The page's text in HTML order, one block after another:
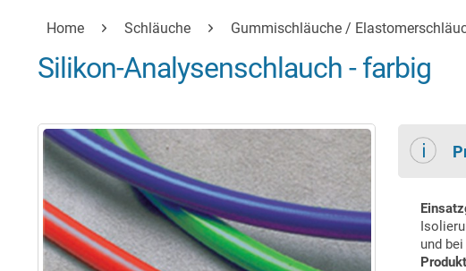
Home Schläuche Gummischläuche /
Silikon-Analysenschlauch - farbig
und